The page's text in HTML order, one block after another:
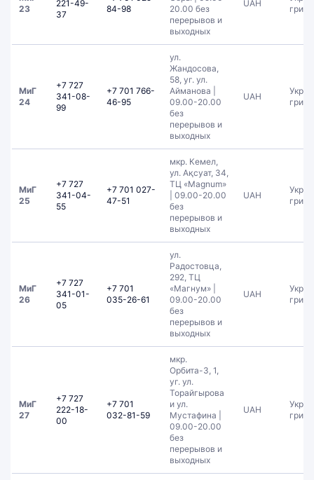
23
221-49-
37
84-98
20.00 без
перерывов и
выходных
UAH
МиГ
24
+7 727
341-08-
99
+7 701 766-
46-95
ул.
Жандосова,
58, уг. ул.
Айманова |
09.00-20.00
без
перерывов и
выходных
UAH
МиГ
25
+7 727
341-04-
55
+7 701 027-
47-51
мкр. Кемел,
ул. Ақсуат, 34,
ТЦ «Magnum»
| 09.00-20.00
без
перерывов и
выходных
UAH
МиГ
26
+7 727
341-01-
05
+7 701
035-26-61
ул.
Радостовца,
292, ТЦ
«Магнум» |
09.00-20.00
без
перерывов и
выходных
UAH
МиГ
27
+7 727
222-18-
00
+7 701
032-81-59
мкр.
Орбита-3, 1,
уг. ул.
Торайгырова
и ул.
Мустафина |
09.00-20.00
без
перерывов и
выходных
UAH